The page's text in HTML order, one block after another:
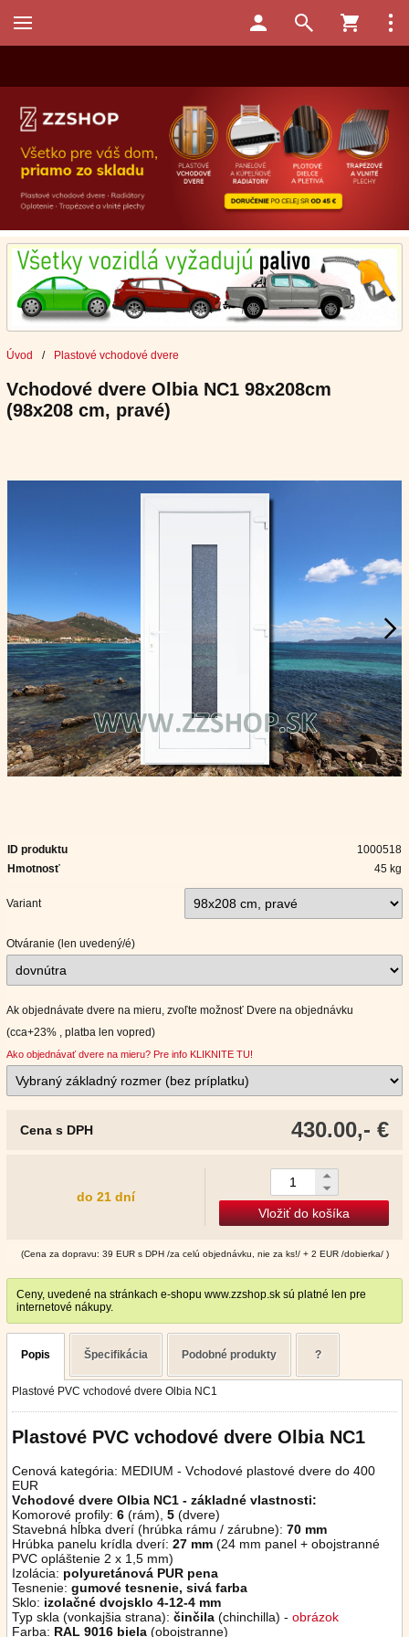
Úvod / Plastové vchodové dvere
Vchodové dvere Olbia NC1 98x208cm
(98x208 cm, pravé)
ID produktu
1000518
Hmotnosť
45 kg
Variant
Otváranie (len uvedený/é)
Ak objednávate dvere na mieru, zvoľte možnosť Dvere na objednávku
(cca+23% , platba len vopred)
Ako objednávať dvere na mieru? Pre info KLIKNITE TU!
430.00,- €
Cena s DPH
do 21 dní
Vložiť do košíka
(Cena za dopravu: 39 EUR s DPH /za celú objednávku, nie za ks!/ + 2 EUR /dobierka/ )
Ceny, uvedené na stránkach e-shopu www.zzshop.sk sú platné len pre
internetové nákupy.
Popis Špecifikácia Podobné produkty ?
Plastové PVC vchodové dvere Olbia NC1
Plastové PVC vchodové dvere Olbia NC1
Cenová kategória: MEDIUM - Vchodové plastové dvere do 400
EUR
Vchodové dvere Olbia NC1 - základné vlastnosti:
Komorové profily: 6 (rám), 5 (dvere)
Stavebná hĺbka dverí (hrúbka rámu / zárubne): 70 mm
Hrúbka panelu krídla dverí: 27 mm (24 mm panel + obojstranné
PVC opláštenie 2 x 1,5 mm)
Izolácia: polyuretánová PUR pena
Tesnenie: gumové tesnenie, sivá farba
Sklo: izolačné dvojsklo 4-12-4 mm
Typ skla (vonkajšia strana): činčila (chinchilla) - obrázok
Farba: RAL 9016 biela (obojstranne)